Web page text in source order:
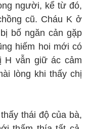
người, kể từ đó,
cũ. Cháu K ở
bố ngăn cản gặp
hiếm hoi mới có
H vẫn giữ ác cảm
lòng khi thấy chị
thái độ của bà,